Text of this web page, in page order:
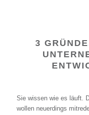
3
Sie wissen wie es läuft.
wollen neuerdings